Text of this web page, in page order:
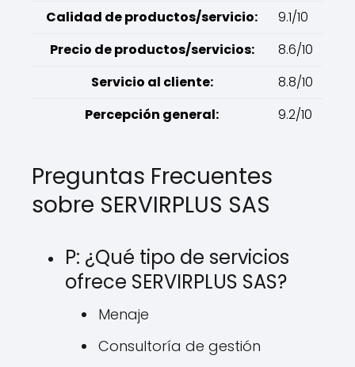
Calidad de productos/servicio:
9.1/10
Precio de productos/servicios:
8.6/10
Servicio al cliente:
8.8/10
Percepción general:
9.2/10
Preguntas Frecuentes
sobre SERVIRPLUS SAS
P: ¿Qué tipo de servicios
ofrece SERVIRPLUS SAS?
Menaje
Consultoría de gestión